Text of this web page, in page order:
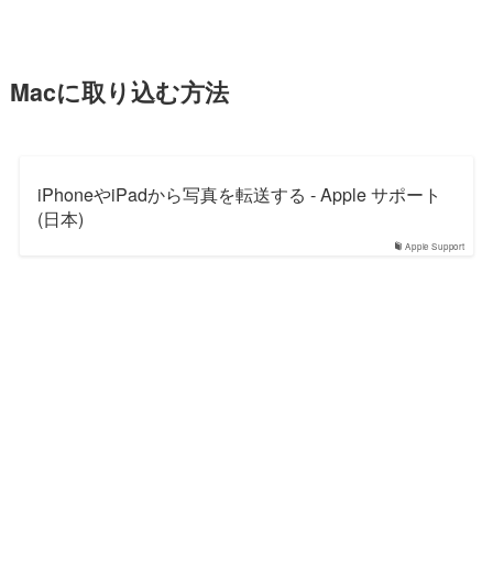
Macに取り込む方法
Apple Support
iPhoneやiPadから写真を転送する - Apple サポート
(日本)